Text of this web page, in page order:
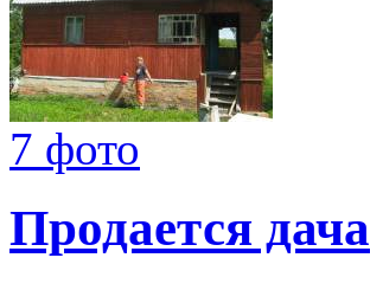
7 фото
Продается дача